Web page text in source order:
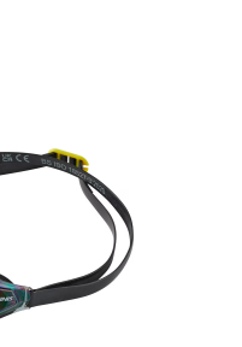
gekozen
worden
op
productpagina